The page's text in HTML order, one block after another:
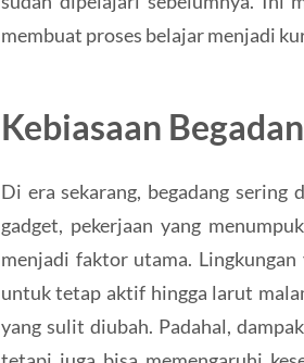
membuat proses belajar menjadi
Kebiasaan
Di era sekarang, begadang sering
gadget, pekerjaan yang
menjadi faktor utama.
untuk tetap aktif hingga larut
yang sulit diubah. Padahal,